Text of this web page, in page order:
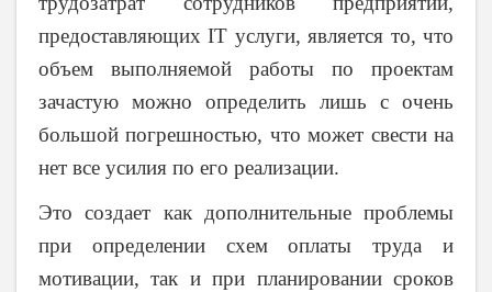
предоставляющих IT услуги, является то, что
объем выполняемой работы по проектам
зачастую можно определить лишь с очень
большой погрешностью, что может свести на
нет все усилия по его реализации.
Это создает как дополнительные проблемы
при определении схем оплаты труда и
мотивации, так и при планировании сроков